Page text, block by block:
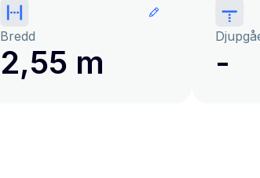
Bredd
2,55 m -